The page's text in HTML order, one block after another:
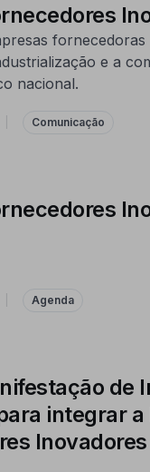
e a
nacional.
Comunicação
Agenda
de
integrar a
Inovadores